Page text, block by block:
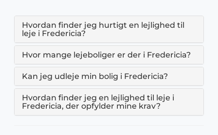
Hvordan finder jeg hurtigt en lejlighed til
leje i Fredericia?
Hvor mange lejeboliger er der i Fredericia?
Kan jeg udleje min bolig i Fredericia?
Hvordan finder jeg en lejlighed til leje i
Fredericia, der opfylder mine krav?